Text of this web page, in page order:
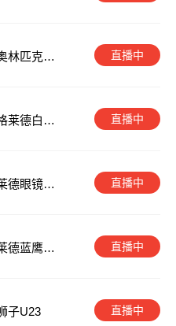
林匹克U2
直播中
莱德白城
直播中
德眼镜蛇
直播中
德蓝鹰后
直播中
子U23 直播中